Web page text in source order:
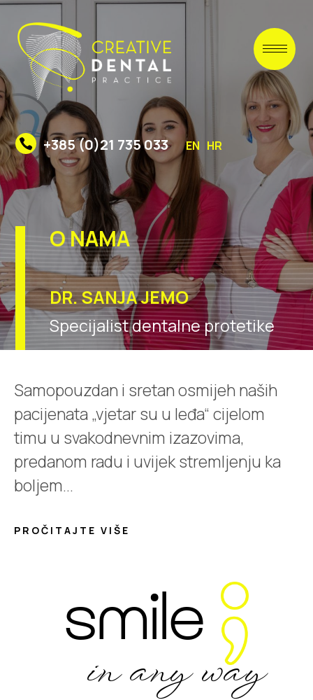
+385 (0)21 735 033 EN HR
O NAMA
DR. SANJA JEMO
Specijalist dentalne protetike
Samopouzdan i sretan osmijeh naših
pacijenata „vjetar su u leđa“ cijelom
timu u svakodnevnim izazovima,
predanom radu i uvijek stremljenju ka
boljem...
PROČITAJTE VIŠE
smile
in any way